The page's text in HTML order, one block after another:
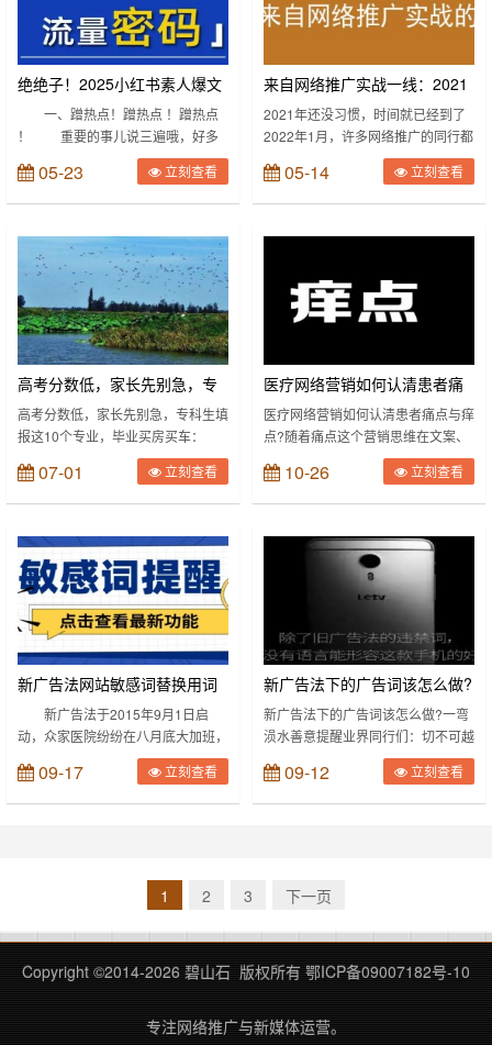
文化的融合。 二、活动主题 “端午传
艾香，中医惠民生” 副主题：弘扬中
时间与地点 ……
绝绝子！2025小红书素人爆文
笔记五大流量密码及小红书爆
款笔记创作攻略pdf
一、蹭热点！蹭热点 ！蹭热点
！ 重要的事儿说三遍哦，好多
人都说小红书起号难，又没推广预
算，咋提升曝光啊?其实蹭热点就是
个超快速有效的办法。把标题往热点
运营小红书，“我”是谁？我在哪儿?
根本冒得人在乎，但像”j人“这种出圈
的标签，用户代入感超强，一下就勾
起好奇心了。在我看来，热点按时效
能分成短、中、长期三种。 1、
短期热点就是那些“出圈名场面”，像
最近……
05-23 立刻查看
来自网络推广实战一线：2021
年末到2022年前，百度清理网
络，seo如何提高网站文章收录
和排名呢？
2021年还没习惯，时间就已经到了
2022年1月，许多网络推广的同行都
有感觉，从2021年12月月中左右的
时候，百度搜索可能开始了年底前最
后一波的网络清理，这从业内群里同
录的标准，同时也极大地延长了收录
的时限，比如之前当天或第二天就可
批……
05-14 立刻查看
高考分数低，家长先别急，专
科生填报这10个专业，毕业买
房买车
高考分数低，家长先别急，专科生填
报这10个专业，毕业买房买车：
2018年高考成绩已经出来了，现在
的状况也就是这个样子了： 分数
600+的考生和家长，可以满怀喜悦
拣，光宗耀祖啊！ 但对于许多
400+的考生和家长来说，势必无比
纠结。 一种情况是，家长能耐心地
了解、对比一些专科，特别是这些大
学的优势专业，如果孩子能够报上专
科院校的强势专业的话，毕业后工
作、薪酬也是……
07-01 立刻查看
医疗网络营销如何认清患者痛
点与痒点?
医疗网络营销如何认清患者痛点与痒
点?随着痛点这个营销思维在文案、
策划、优化、推广等做营销的群体里
面泛滥开，现在写一篇文章、做一个
专题，开口痛点、闭口痛点的，好像
思说你是做网络营销的。可是你真的
了解痛点了吗?你还知道什么是痒点
吗?那些月到诊几百上千的医疗网络
营销团队和我们这些业绩平庸的团队
相比，他们比我们高明在哪里呢?一
弯涢水今天和大家聊聊医疗网络营销
如何认清患者痛点……
10-26 立刻查看
新广告法网站敏感词替换用词
讨论
新广告法于2015年9月1日启
动，众家医院纷纷在八月底大加班，
这可是苦了不少文案、美工。正所谓
上有政策、下有对策，下面将一些违
规的修饰词替换与大家分享。 替换
——替换成：优选 首家、独家——
全力 精确——准确 填补国内空白
——空白 (直接删除) 金牌、名牌
——遥遥领……
09-17 立刻查看
新广告法下的广告词该怎么做?
新广告法下的广告词该怎么做?一弯
涢水善意提醒业界同行们：切不可越
雷池半步！《广告法》第九条规定，
广告不得使用“国家级”、“最高级”、
“最佳”等用语。对于这一法规，一些
站上，有燕窝销售店铺在首页打出广
倍以上”，某手机品牌上的平面广告
家发……
09-12 立刻查看
1 2 3 下一页
Copyright ©2014-2026 碧山石 版权所有 鄂ICP备09007182号-10
专注网络推广与新媒体运营。